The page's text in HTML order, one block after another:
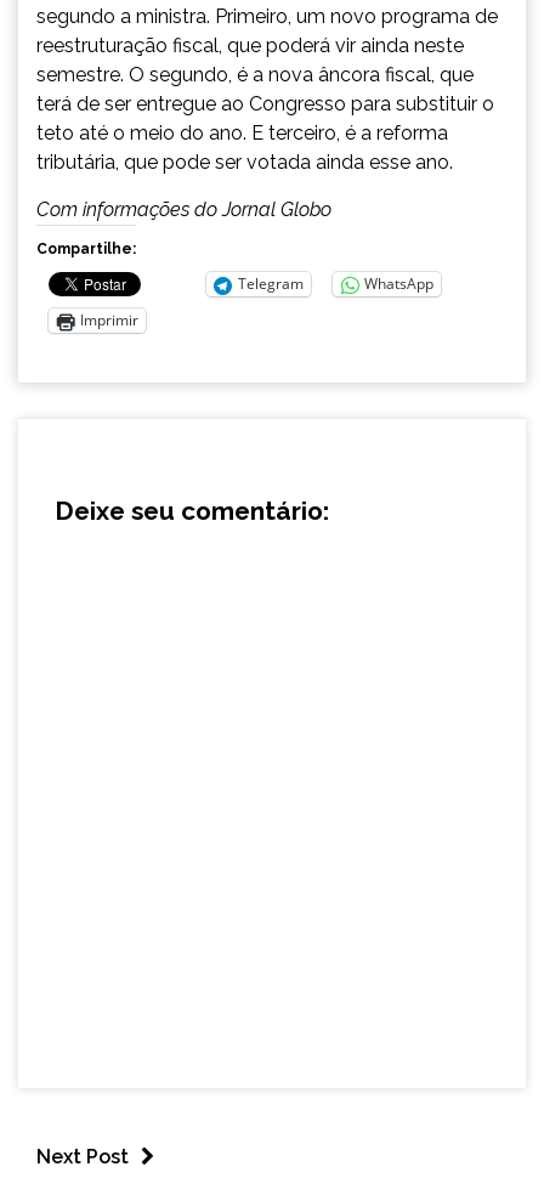
segundo a ministra. Primeiro, um novo programa de
reestruturação fiscal, que poderá vir ainda neste
semestre. O segundo, é a nova âncora fiscal, que
terá de ser entregue ao Congresso para substituir o
teto até o meio do ano. E terceiro, é a reforma
tributária, que pode ser votada ainda esse ano.
Com informações do Jornal Globo
Compartilhe:
Telegram
WhatsApp
Imprimir
Deixe seu comentário:
Next Post